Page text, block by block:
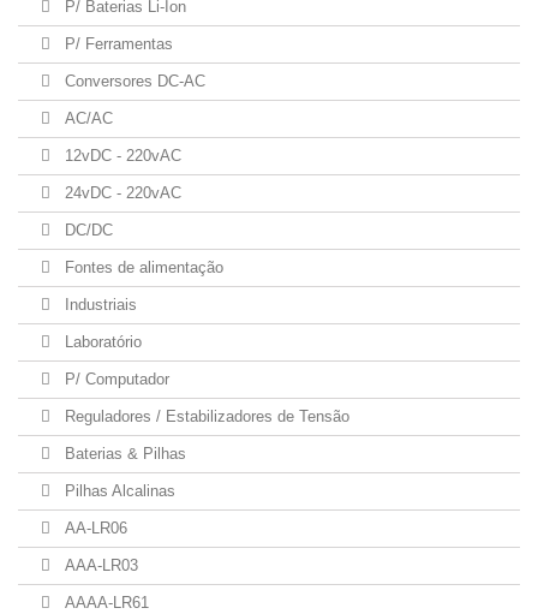
P/ Baterias Li-Ion
P/ Ferramentas
Conversores DC-AC
AC/AC
12vDC - 220vAC
24vDC - 220vAC
DC/DC
Fontes de alimentação
Industriais
Laboratório
P/ Computador
Reguladores / Estabilizadores de Tensão
Baterias & Pilhas
Pilhas Alcalinas
AA-LR06
AAA-LR03
AAAA-LR61